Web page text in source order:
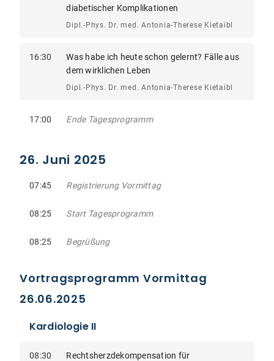
diabetischer Komplikationen
Dipl.-Phys. Dr. med. Antonia-Therese Kietaibl
16:30
Was habe ich heute schon gelernt? Fälle aus
dem wirklichen Leben
Dipl.-Phys. Dr. med. Antonia-Therese Kietaibl
17:00 Ende Tagesprogramm
26. Juni 2025
07:45 Registrierung Vormittag
08:25 Start Tagesprogramm
08:25 Begrüßung
Vortragsprogramm Vormittag
26.06.2025
Kardiologie II
08:30
Rechtsherzdekompensation für